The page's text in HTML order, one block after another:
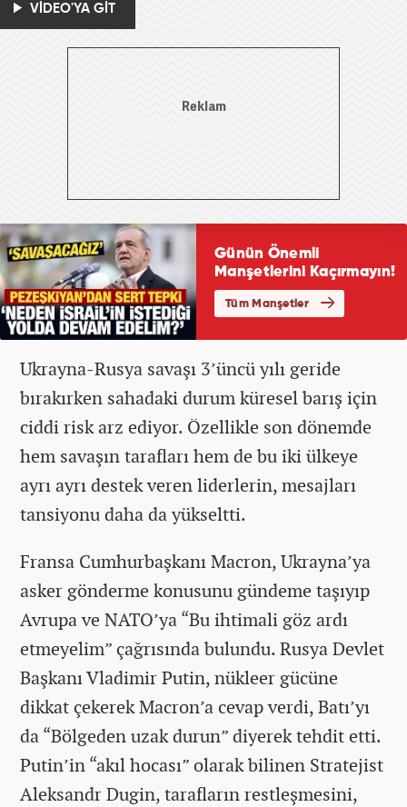
VİDEO'YA GİT
Ukrayna-Rusya savaşı 3’üncü yılı geride
bırakırken sahadaki durum küresel barış için
ciddi risk arz ediyor. Özellikle son dönemde
hem savaşın tarafları hem de bu iki ülkeye
ayrı ayrı destek veren liderlerin, mesajları
tansiyonu daha da yükseltti.
Fransa Cumhurbaşkanı Macron, Ukrayna’ya
asker gönderme konusunu gündeme taşıyıp
Avrupa ve NATO’ya “Bu ihtimali göz ardı
etmeyelim” çağrısında bulundu. Rusya Devlet
Başkanı Vladimir Putin, nükleer gücüne
dikkat çekerek Macron’a cevap verdi, Batı’yı
da “Bölgeden uzak durun” diyerek tehdit etti.
Putin’in “akıl hocası” olarak bilinen Stratejist
Aleksandr Dugin, tarafların restleşmesini,